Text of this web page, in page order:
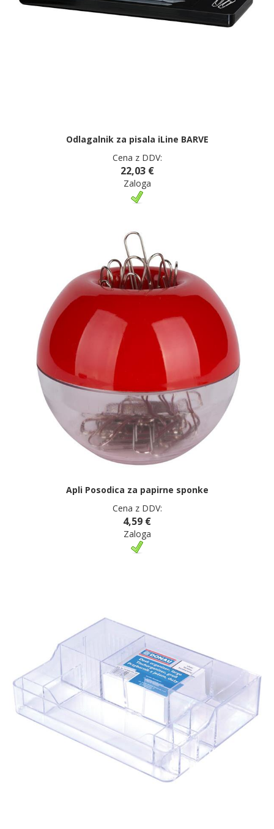
Odlagalnik za pisala iLine BARVE
Cena z DDV:
22,03 €
Zaloga
Apli Posodica za papirne sponke
Cena z DDV:
4,59 €
Zaloga